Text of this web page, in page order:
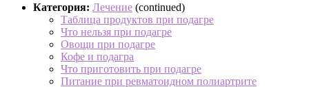
Категория: Лечение (continued)
Таблица продуктов при подагре
Что нельзя при подагре
Овощи при подагре
Кофе и подагра
Что приготовить при подагре
Питание при ревматоидном полиартрите